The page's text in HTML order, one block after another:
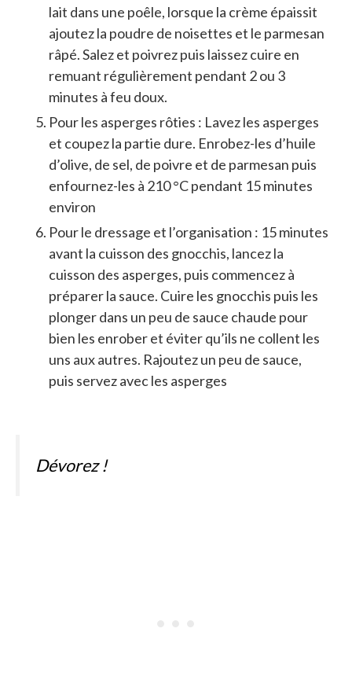
lait dans une poêle, lorsque la crème épaissit
ajoutez la poudre de noisettes et le parmesan
râpé. Salez et poivrez puis laissez cuire en
remuant régulièrement pendant 2 ou 3
minutes à feu doux.
Pour les asperges rôties : Lavez les asperges
et coupez la partie dure. Enrobez-les d’huile
d’olive, de sel, de poivre et de parmesan puis
enfournez-les à 210 °C pendant 15 minutes
environ
Pour le dressage et l’organisation : 15 minutes
avant la cuisson des gnocchis, lancez la
cuisson des asperges, puis commencez à
préparer la sauce. Cuire les gnocchis puis les
plonger dans un peu de sauce chaude pour
bien les enrober et éviter qu’ils ne collent les
uns aux autres. Rajoutez un peu de sauce,
puis servez avec les asperges
Dévorez !